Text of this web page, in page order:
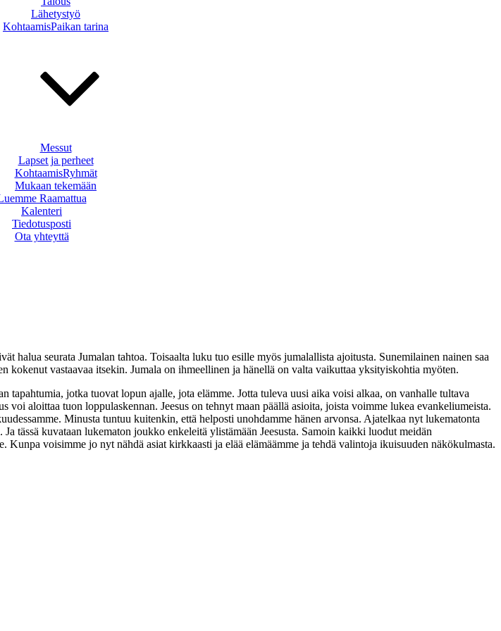
Lähetystyö
KohtaamisPaikan tarina
Messut
Lapset ja perheet
KohtaamisRyhmät
Mukaan tekemään
Raamattua
Kalenteri
Tiedotusposti
Ota yhteyttä
seurata Jumalan tahtoa. Toisaalta luku tuo esille myös jumalallista ajoitusta. Sunemilainen nainen saa
kokenut vastaavaa itsekin. Jumala on ihmeellinen ja hänellä on valta vaikuttaa yksityiskohtia myöten.
jotka tuovat lopun ajalle, jota elämme. Jotta tuleva uusi aika voisi alkaa, on vanhalle tultava
aloittaa tuon loppulaskennan. Jeesus on tehnyt maan päällä asioita, joista voimme lukea evankeliumeista.
Minusta tuntuu kuitenkin, että helposti unohdamme hänen arvonsa. Ajatelkaa nyt lukematonta
tässä kuvataan lukematon joukko enkeleitä ylistämään Jeesusta. Samoin kaikki luodut meidän
voisimme jo nyt nähdä asiat kirkkaasti ja elää elämäämme ja tehdä valintoja ikuisuuden näkökulmasta.